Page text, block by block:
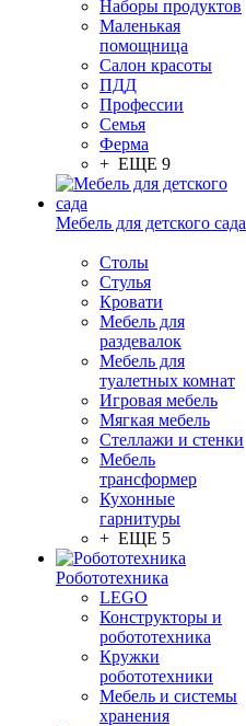
Наборы продуктов
Маленькая
помощница
Салон красоты
ПДД
Профессии
Семья
Ферма
+ ЕЩЕ 9
Мебель для детского сада
Столы
Cтулья
Кровати
Мебель для
раздевалок
Мебель для
туалетных комнат
Игровая мебель
Мягкая мебель
Стеллажи и стенки
Мебель
трансформер
Кухонные
гарнитуры
+ ЕЩЕ 5
Робототехника
LEGO
Конструкторы и
робототехника
Кружки
робототехники
Мебель и системы
хранения